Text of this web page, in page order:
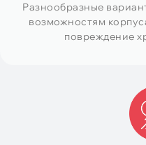
Разнообразные
возможностям
повреждение